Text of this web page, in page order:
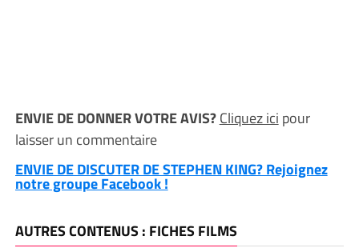
ENVIE DE DONNER VOTRE AVIS?Cliquez ici pour
laisser un commentaire
ENVIE DE DISCUTER DE STEPHEN KING? Rejoignez
notre groupe Facebook !
AUTRES CONTENUS : FICHES FILMS